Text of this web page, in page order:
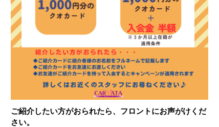
ご紹介したい方がおられたら、フロントにお声がけくだ
さい。